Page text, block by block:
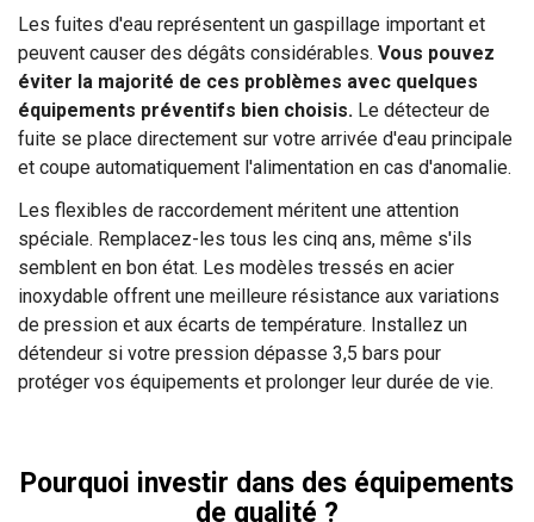
Les fuites d'eau représentent un gaspillage important et
peuvent causer des dégâts considérables. Vous pouvez
éviter la majorité de ces problèmes avec quelques
équipements préventifs bien choisis. Le détecteur de
fuite se place directement sur votre arrivée d'eau principale
et coupe automatiquement l'alimentation en cas d'anomalie.
Les flexibles de raccordement méritent une attention
spéciale. Remplacez-les tous les cinq ans, même s'ils
semblent en bon état. Les modèles tressés en acier
inoxydable offrent une meilleure résistance aux variations
de pression et aux écarts de température. Installez un
détendeur si votre pression dépasse 3,5 bars pour
protéger vos équipements et prolonger leur durée de vie.
Pourquoi investir dans des équipements
de qualité ?